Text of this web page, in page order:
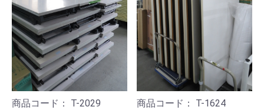
商品コード： T-2029
商品コード： T-1624